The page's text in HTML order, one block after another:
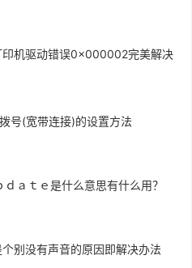
印机驱动错误0x000002完美解决
号(宽带连接)的设置方法
ａｔｅ是什么意思有什么用？
别没有声音的原因即解决办法